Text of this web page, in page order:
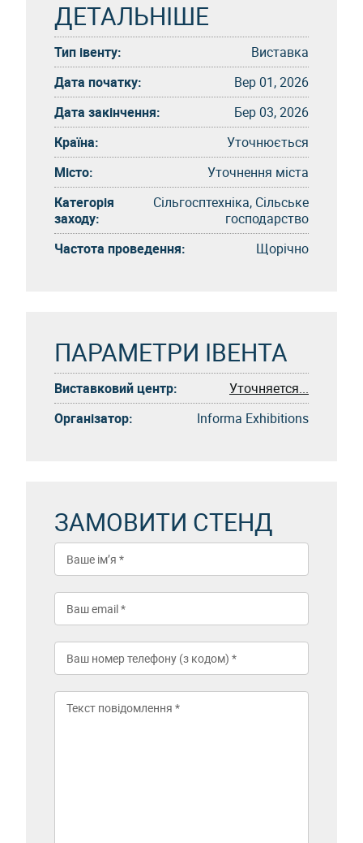
ДЕТАЛЬНІШЕ
Тип івенту:
Виставка
Дата початку:
Вер 01, 2026
Дата закінчення:
Бер 03, 2026
Країна:
Уточнюється
Місто:
Уточнення міста
Категорія
заходу:
Сільгосптехніка, Сільське
господарство
Частота проведення:
Щорічно
ПАРАМЕТРИ ІВЕНТА
Виставковий центр:
Уточняется...
Організатор:
Informa Exhibitions
ЗАМОВИТИ СТЕНД